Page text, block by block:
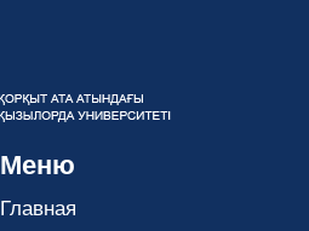
Меню
Главная